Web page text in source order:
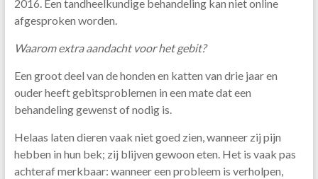
2016. Een tandheelkundige behandeling kan niet online
afgesproken worden.
Waarom extra aandacht voor het gebit?
Een groot deel van de honden en katten van drie jaar en
ouder heeft gebitsproblemen in een mate dat een
behandeling gewenst of nodig is.
Helaas laten dieren vaak niet goed zien, wanneer zij pijn
hebben in hun bek; zij blijven gewoon eten. Het is vaak pas
achteraf merkbaar: wanneer een probleem is verholpen,